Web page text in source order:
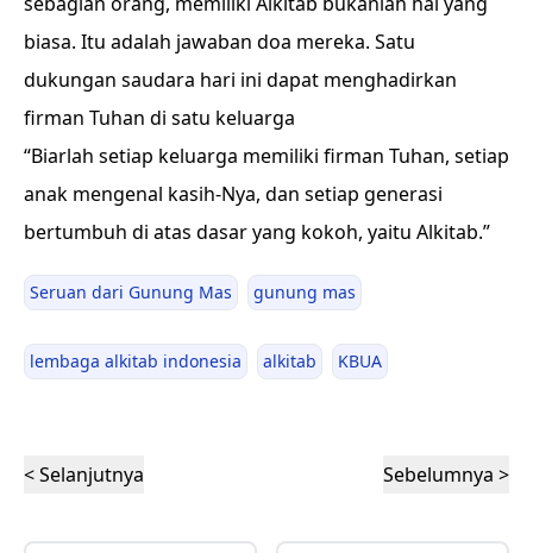
biasa. Itu adalah jawaban doa mereka. Satu
dukungan saudara hari ini dapat menghadirkan
firman Tuhan di satu keluarga
“Biarlah setiap keluarga memiliki firman Tuhan, setiap
anak mengenal kasih-Nya, dan setiap generasi
bertumbuh di atas dasar yang kokoh, yaitu Alkitab.”
Seruan dari Gunung Mas gunung mas
lembaga alkitab indonesia alkitab KBUA
< Selanjutnya Sebelumnya >